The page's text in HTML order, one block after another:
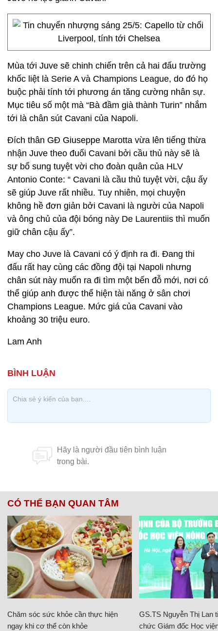
Mùa tới Juve sẽ chinh chiến trên cả hai đấu trường
khốc liệt là Serie A và Champions League, do đó họ
buộc phải tính tới phương án tăng cường nhân sự.
Mục tiêu số một mà “Bà đầm già thành Turin” nhắm
tới là chân sút Cavani của Napoli.
Đích thân GĐ Giuseppe Marotta vừa lên tiếng thừa
nhận Juve theo đuổi Cavani bởi cầu thủ này sẽ là
sự bổ sung tuyệt vời cho đoàn quân của HLV
Antonio Conte: “ Cavani là cầu thủ tuyệt vời, cậu ấy
sẽ giúp Juve rất nhiều. Tuy nhiên, mọi chuyện
không hề đơn giản bởi Cavani là người của Napoli
và ông chủ của đội bóng này De Laurentiis thì muốn
giữ chân cậu ấy”.
May cho Juve là Cavani có ý định ra đi. Đang thi
đấu rất hay cùng các đồng đội tại Napoli nhưng
chân sút này muốn ra đi tìm một bến đỗ mới, nơi có
thể giúp anh được thể hiện tài năng ở sân chơi
Champions League. Mức giá của Cavani vào
khoảng 30 triệu euro.
Lam Anh
CÓ THỂ BẠN QUAN TÂM
Chăm sóc sức khỏe cần thực hiện
ngay khi cơ thể còn khỏe
GS.TS Nguyễn Thị Lan
chức Giám đốc Học